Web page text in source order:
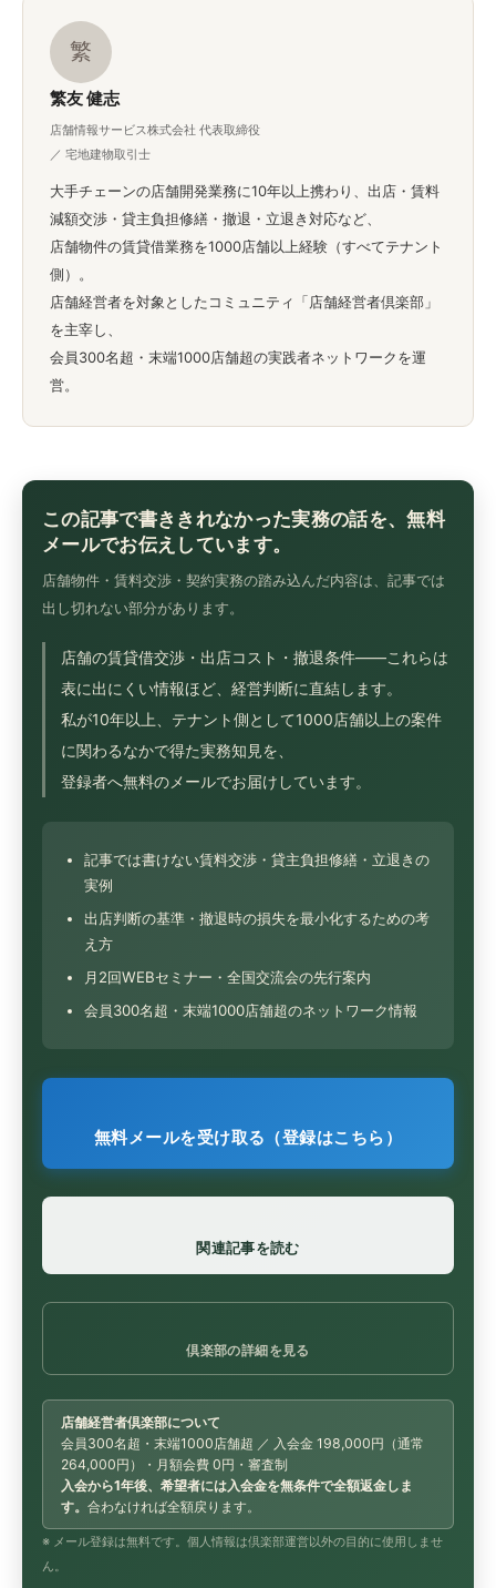
繁
繁友 健志
店舗情報サービス株式会社 代表取締役
／ 宅地建物取引士
大手チェーンの店舗開発業務に10年以上携わり、出店・賃料
減額交渉・貸主負担修繕・撤退・立退き対応など、
店舗物件の賃貸借業務を1000店舗以上経験（すべてテナント
側）。
店舗経営者を対象としたコミュニティ「店舗経営者倶楽部」
を主宰し、
会員300名超・末端1000店舗超の実践者ネットワークを運
営。
この記事で書ききれなかった実務の話を、無料
メールでお伝えしています。
店舗物件・賃料交渉・契約実務の踏み込んだ内容は、記事では
出し切れない部分があります。
店舗の賃貸借交渉・出店コスト・撤退条件——これらは
表に出にくい情報ほど、経営判断に直結します。
私が10年以上、テナント側として1000店舗以上の案件
に関わるなかで得た実務知見を、
登録者へ無料のメールでお届けしています。
記事では書けない賃料交渉・貸主負担修繕・立退きの
実例
出店判断の基準・撤退時の損失を最小化するための考
え方
月2回WEBセミナー・全国交流会の先行案内
会員300名超・末端1000店舗超のネットワーク情報
無料メールを受け取る（登録はこちら）
関連記事を読む
倶楽部の詳細を見る
店舗経営者倶楽部について
会員300名超・末端1000店舗超 ／ 入会金 198,000円（通常
264,000円）・月額会費 0円・審査制
入会から1年後、希望者には入会金を無条件で全額返金しま
す。 合わなければ全額戻ります。
※ メール登録は無料です。個人情報は倶楽部運営以外の目的に使用しませ
ん。